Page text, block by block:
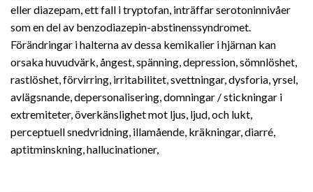
eller diazepam, ett fall i tryptofan, inträffar serotoninnivåer
som en del av benzodiazepin-abstinenssyndromet.
Förändringar i halterna av dessa kemikalier i hjärnan kan
orsaka huvudvärk, ångest, spänning, depression, sömnlöshet,
rastlöshet, förvirring, irritabilitet, svettningar, dysforia, yrsel,
avlägsnande, depersonalisering, domningar / stickningar i
extremiteter, överkänslighet mot ljus, ljud, och lukt,
perceptuell snedvridning, illamående, kräkningar, diarré,
aptitminskning, hallucinationer,